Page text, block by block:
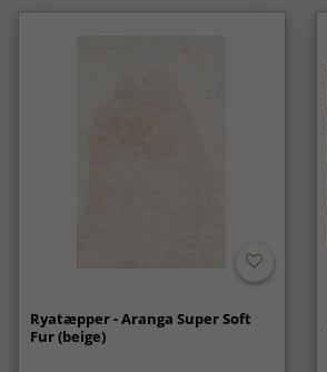
Ryatæpper - Aranga Super Soft
Fur (beige)